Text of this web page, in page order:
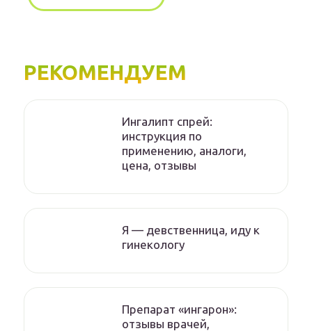
РЕКОМЕНДУЕМ
Ингалипт спрей:
инструкция по
применению, аналоги,
цена, отзывы
Я — девственница, иду к
гинекологу
Препарат «ингарон»:
отзывы врачей,